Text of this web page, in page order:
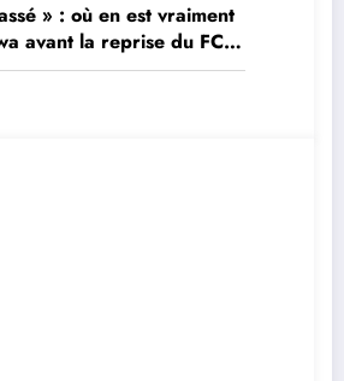
» : où en est vraiment
avant la reprise du FC